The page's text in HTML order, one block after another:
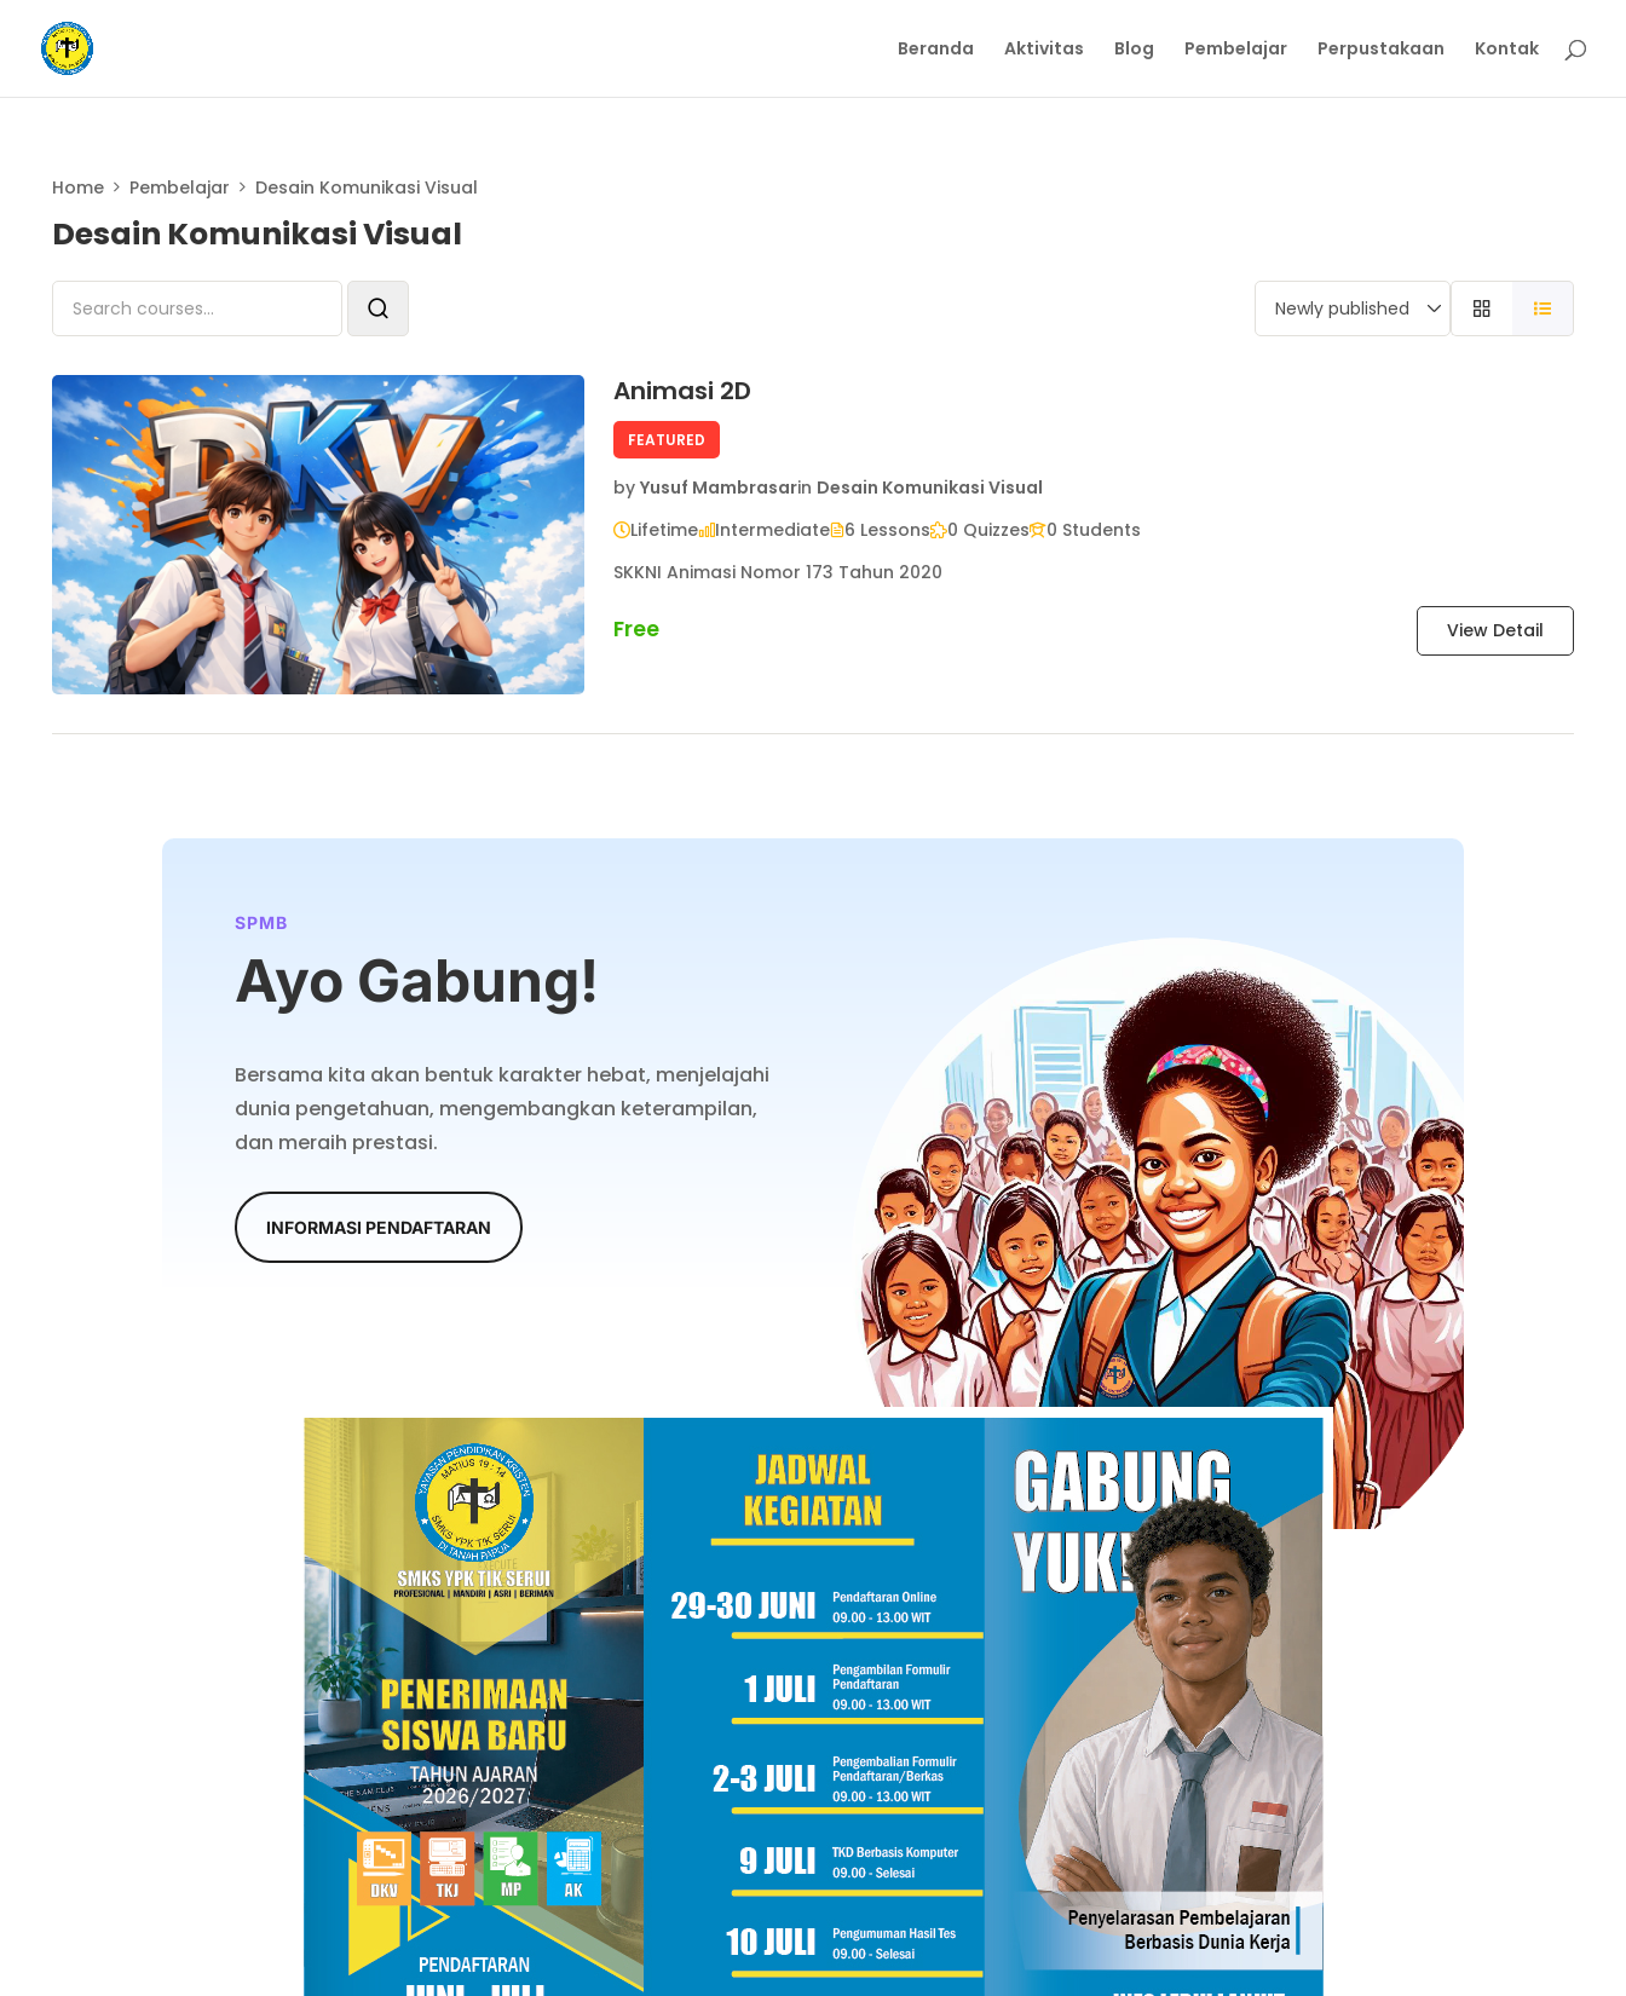
Beranda Aktivitas Blog Pembelajar Perpustakaan Kontak
Home Pembelajar Desain Komunikasi Visual
Desain Komunikasi Visual
Animasi 2D
FEATURED
by Yusuf Mambrasarin Desain Komunikasi Visual
Lifetime
Intermediate 6 Lessons 0 Quizzes
0 Students
SKKNI Animasi Nomor 173 Tahun 2020
Free View Detail
SPMB
Ayo Gabung!
Bersama kita akan bentuk karakter hebat, menjelajahi
dunia pengetahuan, mengembangkan keterampilan,
dan meraih prestasi.
INFORMASI PENDAFTARAN